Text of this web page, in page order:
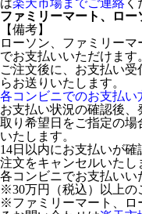
は楽天市場までご連絡 く
ファミリーマート、ロー
【備考】
ローソン、ファミリー
でお支払いいただけます
ご注文後に、お支払い
らお送りいたします。
各コンビニでのお支払い
お支払い状況の確認後
取り希望日をご指定の
いたします。
14日以内にお支払いが
注文をキャンセルいたし
各コンビニでお支払いい
※30万円（税込）以上の
※ファミリーマート、ロ